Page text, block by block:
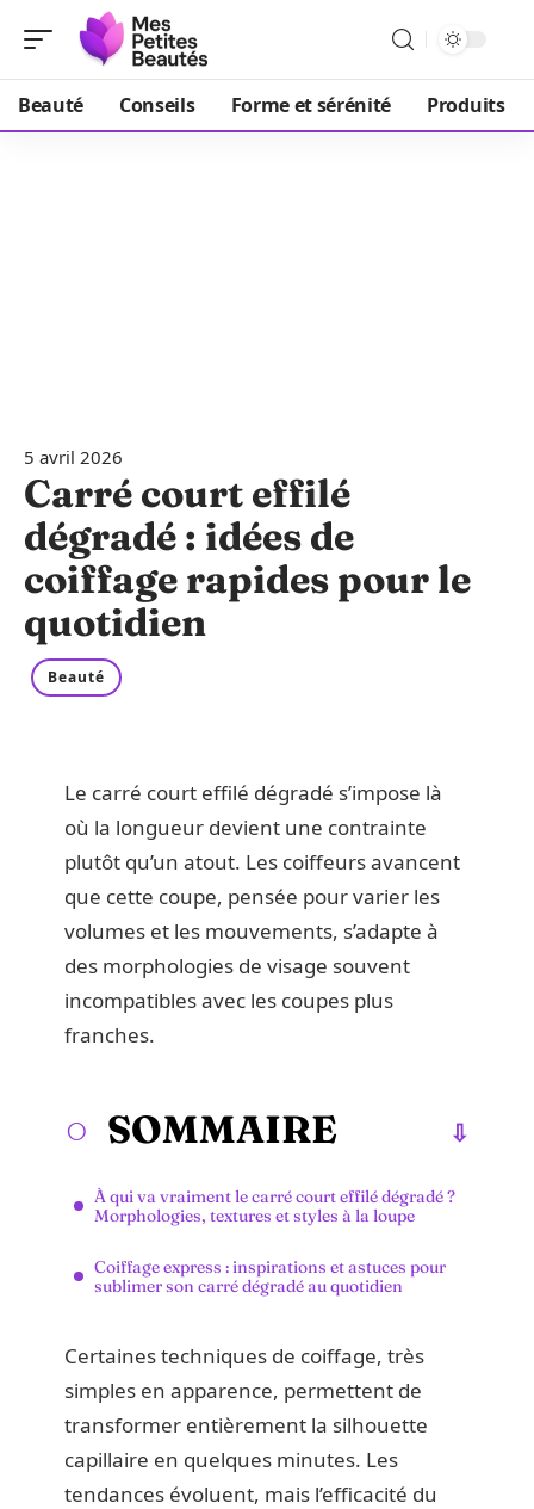
Beauté Conseils Forme et sérénité Produits
5 avril 2026
Carré court effilé
dégradé : idées de
coiffage rapides pour le
quotidien
Beauté
Le carré court effilé dégradé s’impose là
où la longueur devient une contrainte
plutôt qu’un atout. Les coiffeurs avancent
que cette coupe, pensée pour varier les
volumes et les mouvements, s’adapte à
des morphologies de visage souvent
incompatibles avec les coupes plus
franches.
SOMMAIRE
À qui va vraiment le carré court effilé dégradé ?
Morphologies, textures et styles à la loupe
Coiffage express : inspirations et astuces pour
sublimer son carré dégradé au quotidien
Certaines techniques de coiffage, très
simples en apparence, permettent de
transformer entièrement la silhouette
capillaire en quelques minutes. Les
tendances évoluent, mais l’efficacité du